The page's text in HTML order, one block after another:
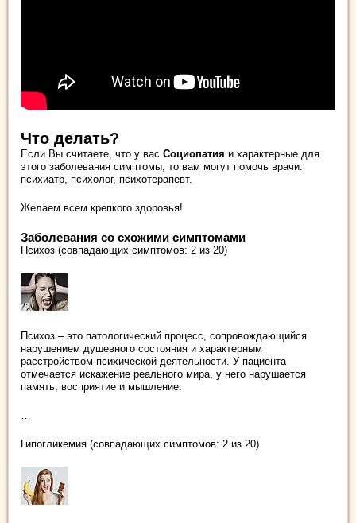
Что делать?
Если Вы считаете, что у вас Социопатия и характерные для
этого заболевания симптомы, то вам могут помочь врачи:
психиатр, психолог, психотерапевт.
Желаем всем крепкого здоровья!
Заболевания со схожими симптомами
Психоз (совпадающих симптомов: 2 из 20)
Психоз – это патологический процесс, сопровождающийся
нарушением душевного состояния и характерным
расстройством психической деятельности. У пациента
отмечается искажение реального мира, у него нарушается
память, восприятие и мышление.
…
Гипогликемия (совпадающих симптомов: 2 из 20)